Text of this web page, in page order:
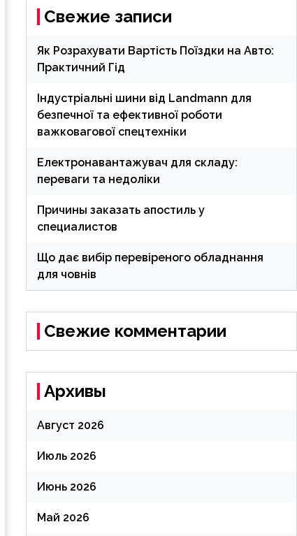
Свежие записи
Як Розрахувати Вартість Поїздки на Авто:
Практичний Гід
Індустріальні шини від Landmann для
безпечної та ефективної роботи
важковагової спецтехніки
Електронавантажувач для складу:
переваги та недоліки
Причины заказать апостиль у
специалистов
Що дає вибір перевіреного обладнання
для човнів
Свежие комментарии
Архивы
Август 2026
Июль 2026
Июнь 2026
Май 2026